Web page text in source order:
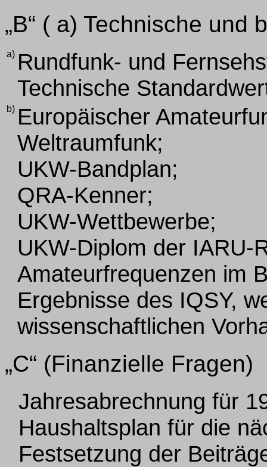
„B“ ( a) Technische und
a) Rundfunk- und
Technische
b) Europäischer
Weltraumfunk;
UKW-Bandplan;
QRA-Kenner;
UKW-Wettbewerbe;
UKW-Diplom der IARU-
Amateurfrequenzen im
Ergebnisse des IQSY,
wissenschaftlichen
„C“ (Finanzielle Fragen)
Jahresabrechnung für
Haushaltsplan für die
Festsetzung der